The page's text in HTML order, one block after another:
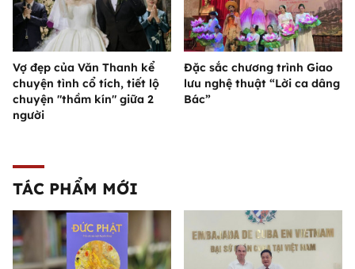
Vợ đẹp của Văn Thanh kể
chuyện tình cổ tích, tiết lộ
chuyện "thầm kín" giữa 2
người
Đặc sắc chương trình Giao
lưu nghệ thuật “Lời ca dâng
Bác”
TÁC PHẨM MỚI